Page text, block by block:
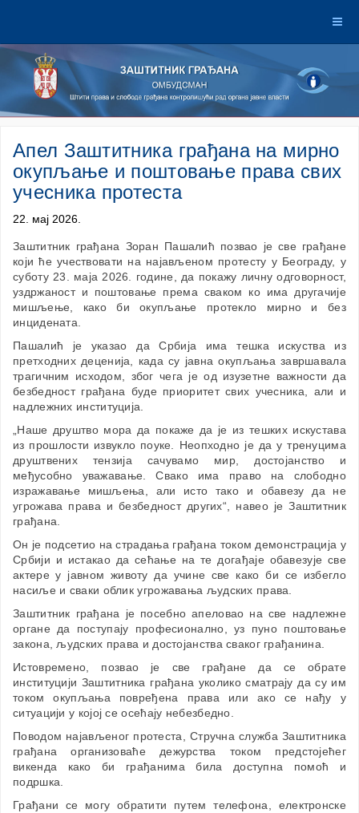
Апел Заштитника грађана на мирно
окупљање и поштовање права свих
учесника протеста
22. мај 2026.
Заштитник грађана Зоран Пашалић позвао је све грађане
који ће учествовати на најављеном протесту у Београду, у
суботу 23. маја 2026. године, да покажу личну одговорност,
уздржаност и поштовање према сваком ко има другачије
мишљење, како би окупљање протекло мирно и без
инцидената.
Пашалић је указао да Србија има тешка искуства из
претходних деценија, када су jaвна окупљања завршавала
трагичним исходом, због чега је од изузетне важности да
безбедност грађана буде приоритет свих учесника, али и
надлежних институција.
„Наше друштво мора да покаже да је из тешких искустава
из прошлости извукло поуке. Неопходно је да у тренуцима
друштвених тензија сачувамо мир, достојанство и
међусобно уважавање. Свако има право на слободно
изражавање мишљења, али исто тако и обавезу да не
угрожава права и безбедност других“, навео је Заштитник
грађана.
Он је подсетио на страдања грађана током демонстрација у
Србији и истакао да сећање на те догађаје обавезује све
актере у јавном животу да учине све како би се избегло
насиље и сваки облик угрожавања људских права.
Заштитник грађана је посебно апеловао на све надлежне
органе да поступају професионално, уз пуно поштовање
закона, људских права и достојанства сваког грађанина.
Истовремено, позвао је све грађане да се обрате
институцији Заштитника грађана уколико сматрају да су им
током окупљања повређена права или ако се нађу у
ситуацији у којој се осећају небезбедно.
Поводом најављеног протеста, Стручна служба Заштитника
грађана организоваће дежурства током предстојећег
викенда како би грађанима била доступна помоћ и
подршка.
Грађани се могу обратити путем телефона, електронске